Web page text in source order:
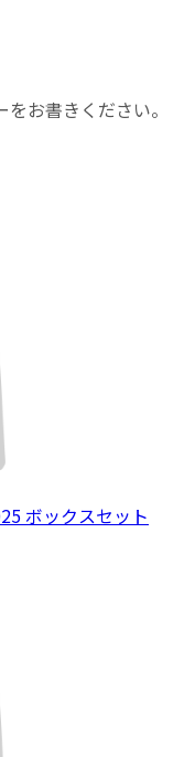
お書きください。
ボックスセット